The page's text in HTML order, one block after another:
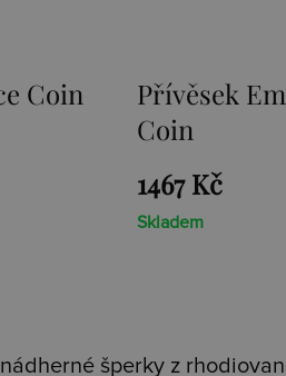
Fantasy
1222 Kč
Skladem
šperky z